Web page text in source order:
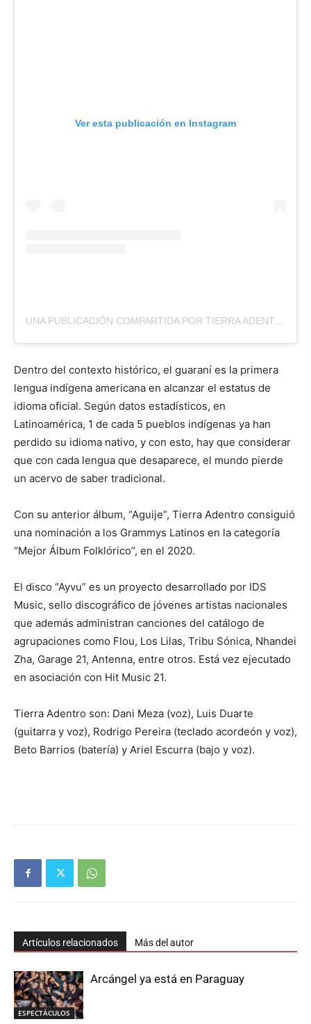
Ver esta publicación en Instagram
UNA PUBLICACIÓN COMPARTIDA POR TIERRA ADENTRO (@TIERRAADENTROPY)
Dentro del contexto histórico, el guaraní es la primera
lengua indígena americana en alcanzar el estatus de
idioma oficial. Según datos estadísticos, en
Latinoamérica, 1 de cada 5 pueblos indígenas ya han
perdido su idioma nativo, y con esto, hay que considerar
que con cada lengua que desaparece, el mundo pierde
un acervo de saber tradicional.
Con su anterior álbum, “Aguije”, Tierra Adentro consiguió
una nominación a los Grammys Latinos en la categoría
“Mejor Álbum Folklórico”, en el 2020.
El disco “Ayvu” es un proyecto desarrollado por IDS
Music, sello discográfico de jóvenes artistas nacionales
que además administran canciones del catálogo de
agrupaciones como Flou, Los Lilas, Tribu Sónica, Nhandei
Zha, Garage 21, Antenna, entre otros. Está vez ejecutado
en asociación con Hit Music 21.
Tierra Adentro son: Dani Meza (voz), Luis Duarte
(guitarra y voz), Rodrigo Pereira (teclado acordeón y voz),
Beto Barrios (batería) y Ariel Escurra (bajo y voz).
Artículos relacionados Más del autor
ESPECTÁCULOS
Arcángel ya está en Paraguay